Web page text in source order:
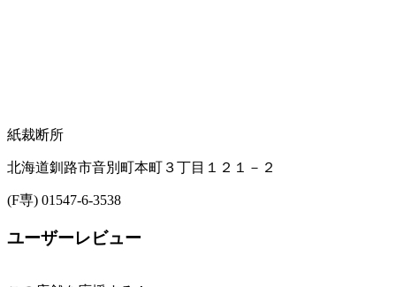
紙裁断所
北海道釧路市音別町本町３丁目１２１－２
(F専) 01547-6-3538
ユーザーレビュー